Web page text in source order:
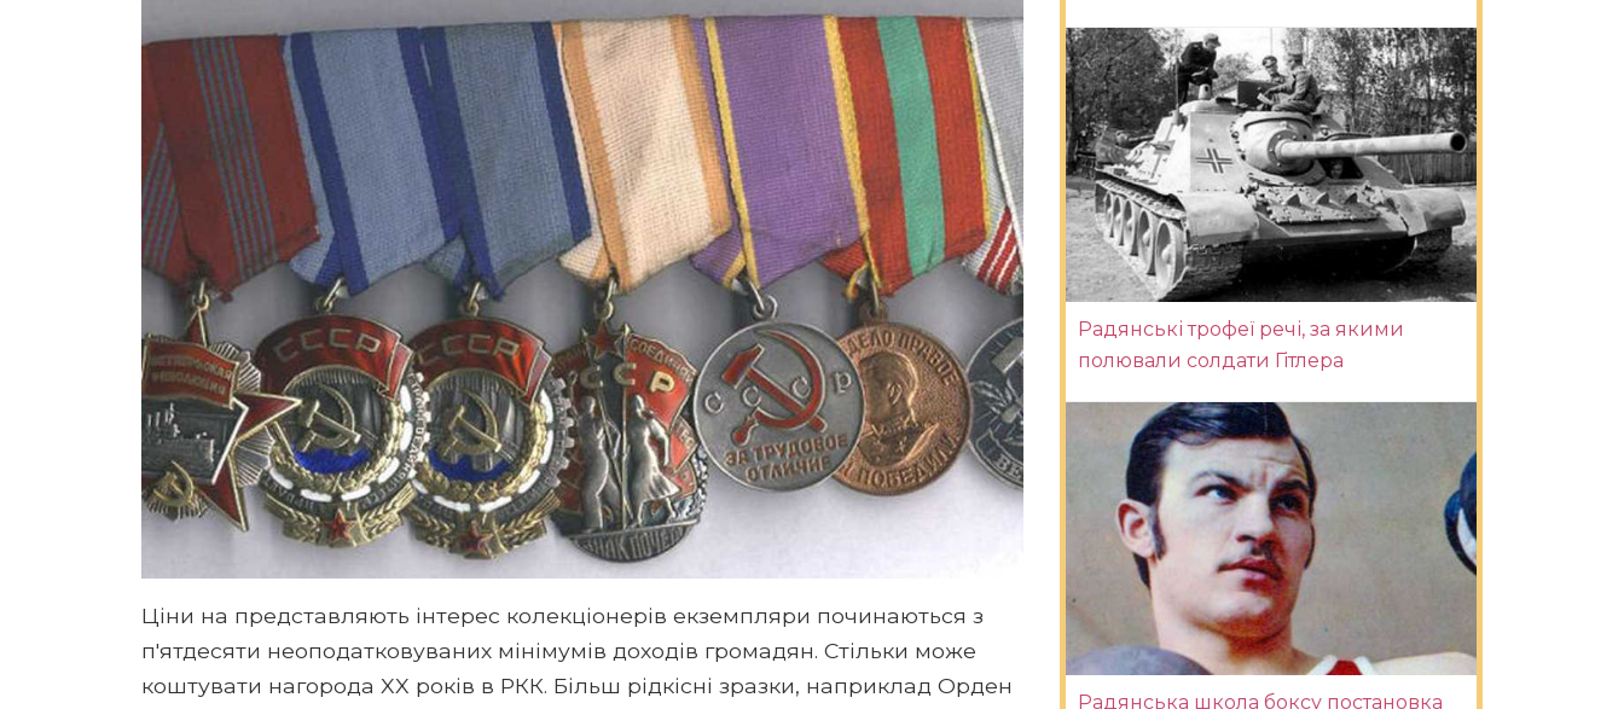
Ціни на представляють інтерес колекціонерів екземпляри починаються з
п'ятдесяти неоподатковуваних мінімумів доходів громадян. Стільки може
коштувати нагорода XX років в РКК. Більш рідкісні зразки, наприклад Орден
Радянські трофеї речі, за якими
полювали солдати Гітлера
Радянська школа боксу постановка